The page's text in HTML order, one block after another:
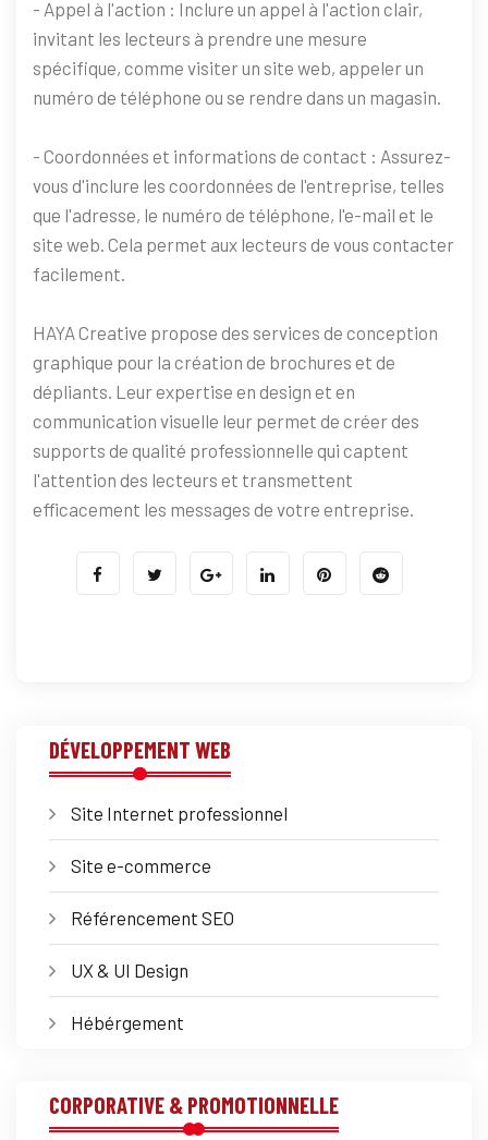
- Appel à l'action : Inclure un appel à l'action clair,
invitant les lecteurs à prendre une mesure
spécifique, comme visiter un site web, appeler un
numéro de téléphone ou se rendre dans un magasin.
- Coordonnées et informations de contact : Assurez-
vous d'inclure les coordonnées de l'entreprise, telles
que l'adresse, le numéro de téléphone, l'e-mail et le
site web. Cela permet aux lecteurs de vous contacter
facilement.
HAYA Creative propose des services de conception
graphique pour la création de brochures et de
dépliants. Leur expertise en design et en
communication visuelle leur permet de créer des
supports de qualité professionnelle qui captent
l'attention des lecteurs et transmettent
efficacement les messages de votre entreprise.
DÉVELOPPEMENT WEB
Site Internet professionnel
Site e-commerce
Référencement SEO
UX & UI Design
Hébérgement
CORPORATIVE & PROMOTIONNELLE